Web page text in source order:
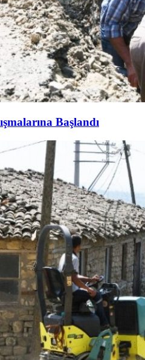
Başlandı